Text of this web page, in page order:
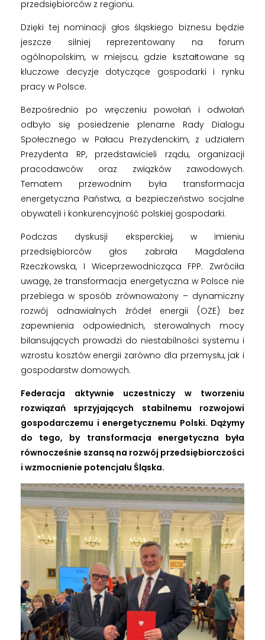
s
i
ę
b
i
o
r
c
ó
w
w
R
D
S
przedsiębiorców z regionu.
Dzięki tej nominacji głos śląskiego biznesu będzie
jeszcze silniej reprezentowany na forum
ogólnopolskim, w miejscu, gdzie kształtowane są
kluczowe decyzje dotyczące gospodarki i rynku
pracy w Polsce.
Bezpośrednio po wręczeniu powołań i odwołań
odbyło się posiedzenie plenarne Rady Dialogu
Społecznego w Pałacu Prezydenckim, z udziałem
Prezydenta RP, przedstawicieli rządu, organizacji
pracodawców oraz związków zawodowych.
Tematem przewodnim była transformacja
energetyczna Państwa, a bezpieczeństwo socjalne
obywateli i konkurencyjność polskiej gospodarki.
Podczas dyskusji eksperckiej, w imieniu
przedsiębiorców głos zabrała Magdalena
Rzeczkowska, I Wiceprzewodnicząca FPP. Zwróciła
uwagę, że transformacja energetyczna w Polsce nie
przebiega w sposób zrównoważony – dynamiczny
rozwój odnawialnych źródeł energii (OZE) bez
zapewnienia odpowiednich, sterowalnych mocy
bilansujących prowadzi do niestabilności systemu i
wzrostu kosztów energii zarówno dla przemysłu, jak i
gospodarstw domowych.
Federacja aktywnie uczestniczy w tworzeniu
rozwiązań sprzyjających stabilnemu rozwojowi
gospodarczemu i energetycznemu Polski. Dążymy
do tego, by transformacja energetyczna była
równocześnie szansą na rozwój przedsiębiorczości
i wzmocnienie potencjału Śląska.